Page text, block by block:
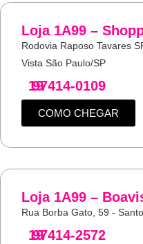
Loja 1A99 –
Rodovia Raposo Tavares
Vista São Paulo/SP
19
97414-0109
COMO CHEGAR
Loja 1A99 –
Rua Borba Gato, 59 -
19
97414-2572